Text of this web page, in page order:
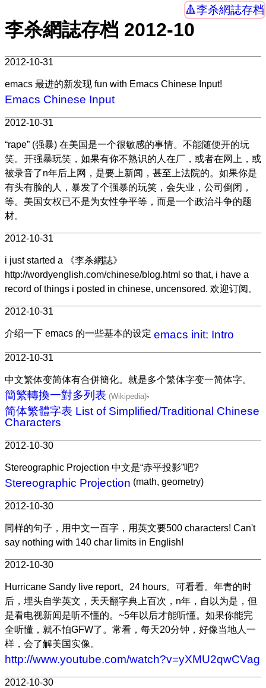
李杀網誌存档
李杀網誌存档 2012-10
2012-10-31
emacs 最进的新发现 fun with Emacs Chinese Input!
Emacs Chinese Input
2012-10-31
“rape” (强暴) 在美国是一个很敏感的事情。不能随便开的玩
笑。开强暴玩笑，如果有你不熟识的人在厂，或者在网上，或
被录音了n年后上网，是要上新闻，甚至上法院的。如果你是
有头有脸的人，暴发了个强暴的玩笑，会失业，公司倒闭，
等。美国女权已不是为女性争平等，而是一个政治斗争的题
材。
2012-10-31
i just started a 《李杀網誌》
http://wordyenglish.com/chinese/blog.html so that, i have a
record of things i posted in chinese, uncensored. 欢迎订阅。
2012-10-31
介绍一下 emacs 的一些基本的设定 emacs init: Intro
2012-10-31
中文繁体变简体有合併簡化。就是多个繁体字变一简体字。
簡繁轉換一對多列表 ,
简体繁體字表 List of Simplified/Traditional Chinese
Characters
2012-10-30
Stereographic Projection 中文是“赤平投影”吧?
Stereographic Projection (math, geometry)
2012-10-30
同样的句子，用中文一百字，用英文要500 characters! Can't
say nothing with 140 char limits in English!
2012-10-30
Hurricane Sandy live report。24 hours。可看看。年青的时
后，埋头自学英文，天天翻字典上百次，n年，自以为是，但
是看电视新闻是听不懂的。~5年以后才能听懂。如果你能完
全听懂，就不怕GFW了。常看，每天20分钟，好像当地人一
样，会了解美国实像。
http://www.youtube.com/watch?v=yXMU2qwCVag
2012-10-30